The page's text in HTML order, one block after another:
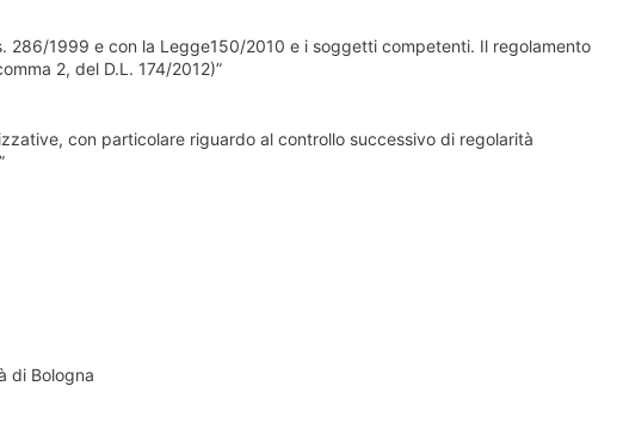
286/1999 e con la Legge150/2010 e i soggetti competenti. Il regolamento
2, del D.L. 174/2012)”
con particolare riguardo al controllo successivo di regolarità
di Bologna